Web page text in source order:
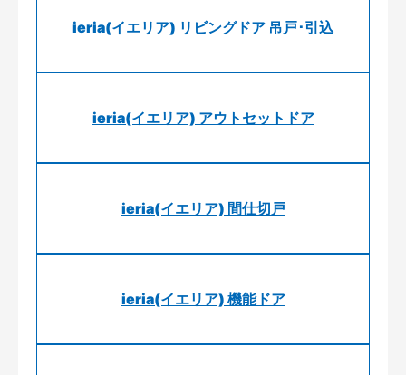
ieria(イエリア) リビングドア 吊戸･引込
ieria(イエリア) アウトセットドア
ieria(イエリア) 間仕切戸
ieria(イエリア) 機能ドア